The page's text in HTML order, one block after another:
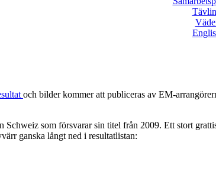
och bilder kommer att publiceras av EM-
som försvarar sin titel från 2009. Ett stort
ganska långt ned i resultatlistan: